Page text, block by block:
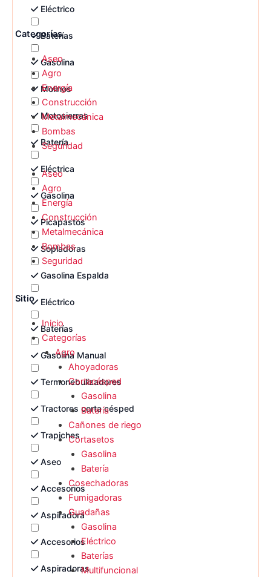
Eléctrico
Baterías
Gasolina
Molinos
Motosierras
Batería
Eléctrica
Gasolina
Picapastos
Sopladoras
Gasolina Espalda
Eléctrico
Baterías
Gasolina Manual
Termonebulizadores
Tractores corta césped
Trapiches
Aseo
Accesorios
Aspiradora
Accesorios
Aspiradoras
Categorías
Aseo
Agro
Energía
Construcción
Metalmecánica
Bombas
Seguridad
Aseo
Agro
Energía
Construcción
Metalmecánica
Bombas
Seguridad
Sitio
Inicio
Categorías
Agro
Ahoyadoras
Cortacésped
Gasolina
Batería
Cañones de riego
Cortasetos
Gasolina
Batería
Cosechadoras
Fumigadoras
Guadañas
Gasolina
Eléctrico
Baterías
Multifuncional